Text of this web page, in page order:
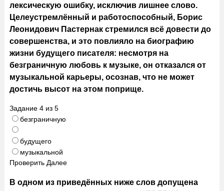
лексическую ошибку, исключив лишнее слово.
Целеустремлённый и работоспособный, Борис
Леонидович Пастернак стремился всё довести до
совершенства, и это повлияло на биографию
жизни будущего писателя: несмотря на
безграничную любовь к музыке, он отказался от
музыкальной карьеры, осознав, что не может
достичь высот на этом поприще.
Задание 4из 5
безграничную
будущего
музыкальной
Проверить Далее
В одном из приведённых ниже слов допущена